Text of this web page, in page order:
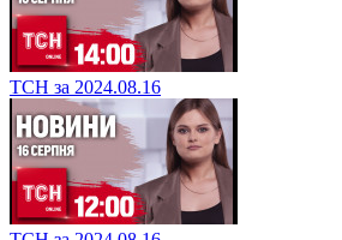
ТСН за 2024.08.16